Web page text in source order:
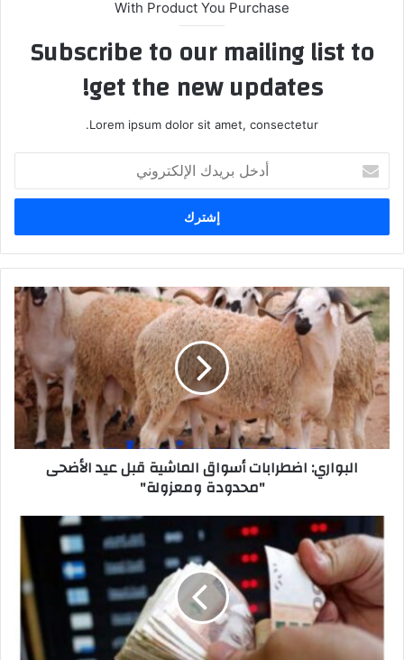
With Product You Purchase
Subscribe to our mailing list to
get the new updates!
Lorem ipsum dolor sit amet, consectetur.
بريدك
الإلكتروني
البواري: اضطرابات أسواق الماشية قبل عيد الأضحى
"محدودة ومعزولة"